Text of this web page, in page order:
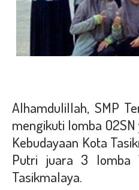
Alhamdulillah, SMP
mengikuti lomba
Kebudayaan Kota
Putri juara 3 lomba
Tasikmalaya.